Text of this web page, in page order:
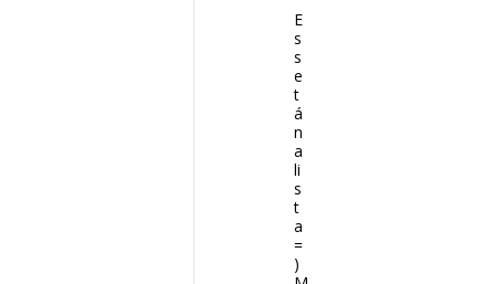
E
s
s
e
t
á
n
a
li
s
t
a
=
)